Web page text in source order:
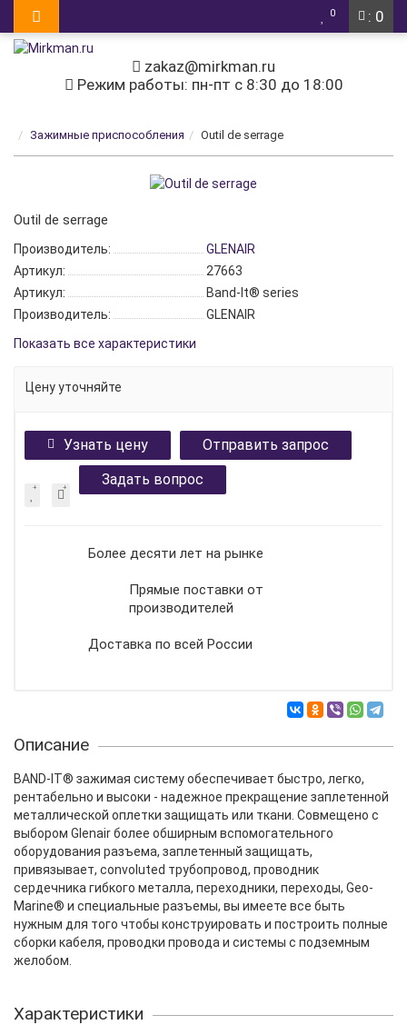
: 0
0
zakaz@mirkman.ru
Режим работы: пн-пт с 8:30 до 18:00
Зажимные приспособления Outil de serrage
Outil de serrage
Производитель:
GLENAIR
Артикул:
27663
Артикул:
Band-It® series
Производитель:
GLENAIR
Показать все характеристики
Цену уточняйте
Узнать цену
Отправить запрос
Задать вопрос
Более десяти лет на рынке
Прямые поставки от
производителей
Доставка по всей России
Описание
BAND-IT® зажимая систему обеспечивает быстро, легко,
рентабельно и высоки - надежное прекращение заплетенной
металлической оплетки защищать или ткани. Совмещено с
выбором Glenair более обширным вспомогательного
оборудования разъема, заплетенный защищать,
привязывает, convoluted трубопровод, проводник
сердечника гибкого металла, переходники, переходы, Geo-
Marine® и специальные разъемы, вы имеете все быть
нужным для того чтобы конструировать и построить полные
сборки кабеля, проводки провода и системы с подземным
желобом.
Характеристики